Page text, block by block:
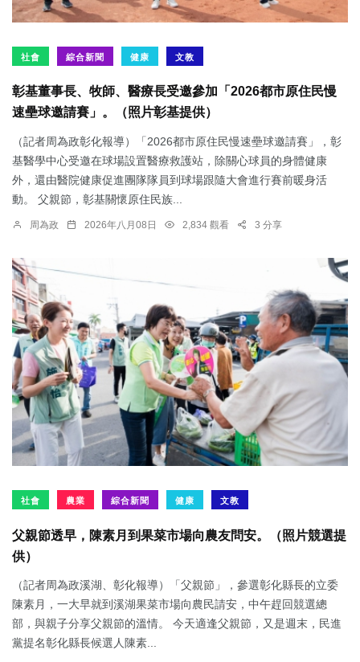
社會 綜合新聞 健康 文教
彰基董事長、牧師、醫療長受邀參加「2026都市原住民慢
速壘球邀請賽」。（照片彰基提供）
（記者周為政彰化報導）「2026都市原住民慢速壘球邀請賽」，彰
基醫學中心受邀在球場設置醫療救護站，除關心球員的身體健康
外，還由醫院健康促進團隊隊員到球場跟隨大會進行賽前暖身活
動。 父親節，彰基關懷原住民族...
周為政 2026年八月08日 2,834 觀看 3 分享
社會 農業 綜合新聞 健康 文教
父親節透早，陳素月到果菜市場向農友問安。（照片競選提
供）
（記者周為政溪湖、彰化報導）「父親節」，參選彰化縣長的立委
陳素月，一大早就到溪湖果菜市場向農民請安，中午趕回競選總
部，與親子分享父親節的溫情。 今天適逢父親節，又是週末，民進
黨提名彰化縣長候選人陳素...